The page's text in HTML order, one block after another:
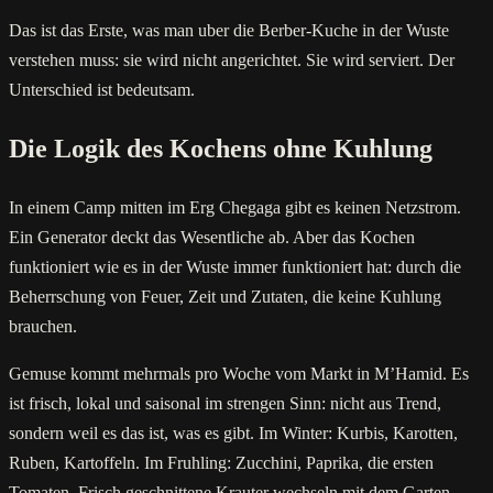
Das ist das Erste, was man uber die Berber-Kuche in der Wuste
verstehen muss: sie wird nicht angerichtet. Sie wird serviert. Der
Unterschied ist bedeutsam.
Die Logik des Kochens ohne Kuhlung
In einem Camp mitten im Erg Chegaga gibt es keinen Netzstrom.
Ein Generator deckt das Wesentliche ab. Aber das Kochen
funktioniert wie es in der Wuste immer funktioniert hat: durch die
Beherrschung von Feuer, Zeit und Zutaten, die keine Kuhlung
brauchen.
Gemuse kommt mehrmals pro Woche vom Markt in M’Hamid. Es
ist frisch, lokal und saisonal im strengen Sinn: nicht aus Trend,
sondern weil es das ist, was es gibt. Im Winter: Kurbis, Karotten,
Ruben, Kartoffeln. Im Fruhling: Zucchini, Paprika, die ersten